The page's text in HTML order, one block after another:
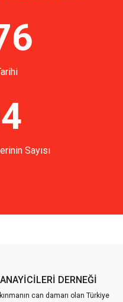
Sayısı
DERNEĞİ
can damarı olan Türkiye